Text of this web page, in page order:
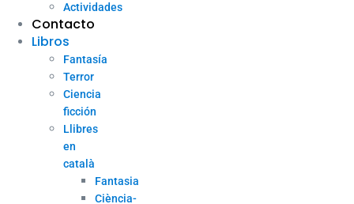
Actividades
Contacto
Libros
Fantasía
Terror
Ciencia
ficción
Llibres
en
català
Fantasia
Ciència-